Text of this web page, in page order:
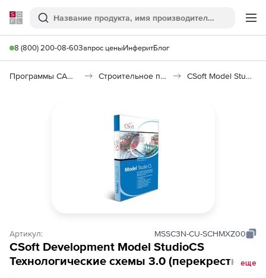
Softline
Поиск
8 (800) 200-08-60Запрос ценыИнферитБлог
Программы САПР и ГИС Строительное программное обеспечение CSoft Model Studio CS Технологические схемы
Артикул: MSSC3N-CU-SCHMXZ00
CSoft Development Model StudioCS
Технологические схемы 3.0 (перекрестное
еще